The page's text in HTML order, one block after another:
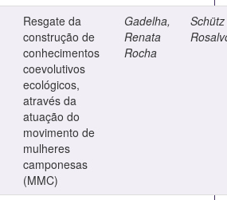
Resgate da
construção de
conhecimentos
coevolutivos
ecológicos,
através da
atuação do
movimento de
mulheres
camponesas
(MMC)
Gadelha,
Renata
Rocha